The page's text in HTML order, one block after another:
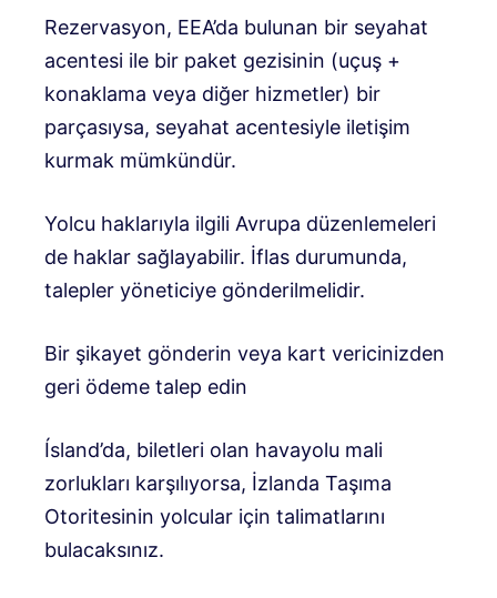
Rezervasyon, EEA’da bulunan bir seyahat
acentesi ile bir paket gezisinin (uçuş +
konaklama veya diğer hizmetler) bir
parçasıysa, seyahat acentesiyle iletişim
kurmak mümkündür.
Yolcu haklarıyla ilgili Avrupa düzenlemeleri
de haklar sağlayabilir. İflas durumunda,
talepler yöneticiye gönderilmelidir.
Bir şikayet gönderin veya kart vericinizden
geri ödeme talep edin
Ísland’da, biletleri olan havayolu mali
zorlukları karşılıyorsa, İzlanda Taşıma
Otoritesinin yolcular için talimatlarını
bulacaksınız.